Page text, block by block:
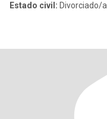
Estado civil: Divorciado/a